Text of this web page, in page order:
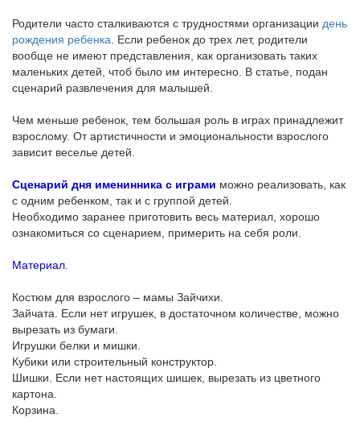
Родители часто сталкиваются с трудностями организации день
рождения ребенка . Если ребенок до трех лет, родители
вообще не имеют представления, как организовать таких
маленьких детей, чтоб было им интересно. В статье, подан
сценарий развлечения для малышей.
Чем меньше ребенок, тем большая роль в играх принадлежит
взрослому. От артистичности и эмоциональности взрослого
зависит веселье детей.
Сценарий дня именинника с играми можно реализовать, как
с одним ребенком, так и с группой детей.
Необходимо заранее приготовить весь материал, хорошо
ознакомиться со сценарием, примерить на себя роли.
Материал.
Костюм для взрослого – мамы Зайчихи.
Зайчата. Если нет игрушек, в достаточном количестве, можно
вырезать из бумаги.
Игрушки белки и мишки.
Кубики или строительный конструктор.
Шишки. Если нет настоящих шишек, вырезать из цветного
картона.
Корзина.